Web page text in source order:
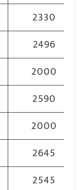
2330
2496
2000
2590
2000
2645
2545